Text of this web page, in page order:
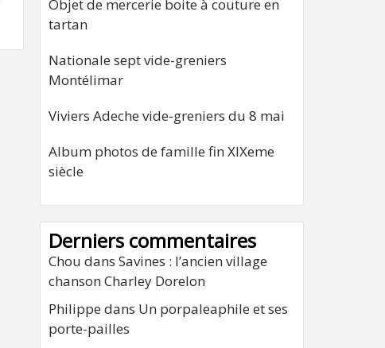
Objet de mercerie boite à couture en
tartan
Nationale sept vide-greniers
Montélimar
Viviers Adeche vide-greniers du 8 mai
Album photos de famille fin XIXeme
siècle
Derniers commentaires
Chou dans Savines : l’ancien village
chanson Charley Dorelon
Philippe dans Un porpaleaphile et ses
porte-pailles